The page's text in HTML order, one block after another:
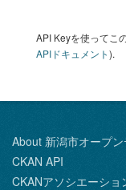
API Keyを使ってこ
APIドキュメント).
About 新潟市オープ
CKAN API
CKANアソシエーショ